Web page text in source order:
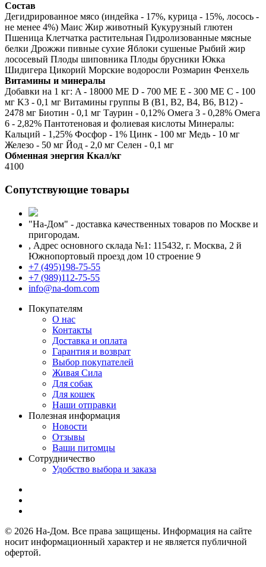
Состав
Дегидрированное мясо (индейка - 17%, курица - 15%, лосось -
не менее 4%) Маис Жир животный Кукурузный глютен
Пшеница Клетчатка растительная Гидролизованные мясные
белки Дрожжи пивные сухие Яблоки сушеные Рыбий жир
лососевый Плоды шиповника Плоды брусники Юкка
Шидигера Цикорий Морские водоросли Розмарин Фенхель
Витамины и минералы
Добавки на 1 кг: A - 18000 ME D - 700 ME E - 300 ME C - 100
мг K3 - 0,1 мг Витамины группы B (B1, B2, B4, B6, B12) -
2478 мг Биотин - 0,1 мг Таурин - 0,12% Омега 3 - 0,28% Омега
6 - 2,82% Пантотеновая и фолиевая кислоты Минералы:
Кальций - 1,25% Фосфор - 1% Цинк - 100 мг Медь - 10 мг
Железо - 50 мг Йод - 2,0 мг Селен - 0,1 мг
Обменная энергия Ккал/кг
4100
Сопутствующие товары
"На-Дом" - доставка качественных товаров по Москве и
пригородам.
, Адрес основного склада №1: 115432, г. Москва, 2 й
Южнопортовый проезд дом 10 строение 9
+7 (495)198-75-55
+7 (989)112-75-55
info@na-dom.com
Покупателям
О нас
Контакты
Доставка и оплата
Гарантия и возврат
Выбор покупателей
Живая Сила
Для собак
Для кошек
Наши отправки
Полезная информация
Новости
Отзывы
Ваши питомцы
Сотрудничество
Удобство выбора и заказа
© 2026 На-Дом. Все права защищены. Информация на сайте
носит информационный характер и не является публичной
офертой.